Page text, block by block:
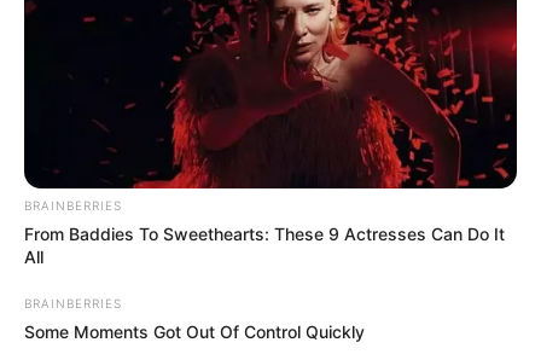
Поділитися:
Теги:кров